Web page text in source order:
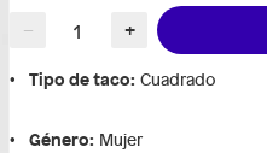
− +
Tipo de taco: Cuadrado
Género: Mujer